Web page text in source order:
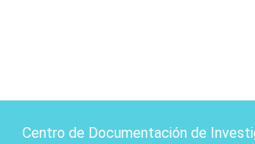
Centro de Documentación de